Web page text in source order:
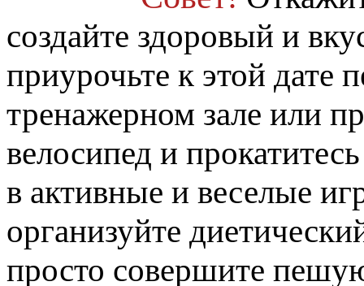
создайте здоровый и
приурочьте к этой дате
тренажерном зале или
велосипед и
в активные и веселые
организуйте
просто совершите